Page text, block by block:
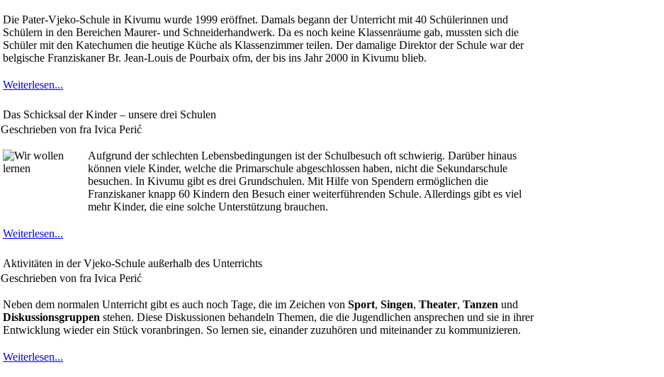
Die Pater-Vjeko-Schule in Kivumu wurde 1999 eröffnet. Damals begann der Unterricht mit 40 Schülerinnen und
Schülern in den Bereichen Maurer- und Schneiderhandwerk. Da es noch keine Klassenräume gab, mussten sich die
Schüler mit den Katechumen die heutige Küche als Klassenzimmer teilen. Der damalige Direktor der Schule war der
belgische Franziskaner Br. Jean-Louis de Pourbaix ofm, der bis ins Jahr 2000 in Kivumu blieb.
Weiterlesen...
Das Schicksal der Kinder – unsere drei Schulen
Geschrieben von fra Ivica Perić
Aufgrund der schlechten Lebensbedingungen ist der Schulbesuch oft schwierig. Darüber hinaus
können viele Kinder, welche die Primarschule abgeschlossen haben, nicht die Sekundarschule
besuchen. In Kivumu gibt es drei Grundschulen. Mit Hilfe von Spendern ermöglichen die
Franziskaner knapp 60 Kindern den Besuch einer weiterführenden Schule. Allerdings gibt es viel
mehr Kinder, die eine solche Unterstützung brauchen.
Weiterlesen...
Aktivitäten in der Vjeko-Schule außerhalb des Unterrichts
Geschrieben von fra Ivica Perić
Neben dem normalen Unterricht gibt es auch noch Tage, die im Zeichen von Sport, Singen, Theater, Tanzen und
Diskussionsgruppen stehen. Diese Diskussionen behandeln Themen, die die Jugendlichen ansprechen und sie in ihrer
Entwicklung wieder ein Stück voranbringen. So lernen sie, einander zuzuhören und miteinander zu kommunizieren.
Weiterlesen...